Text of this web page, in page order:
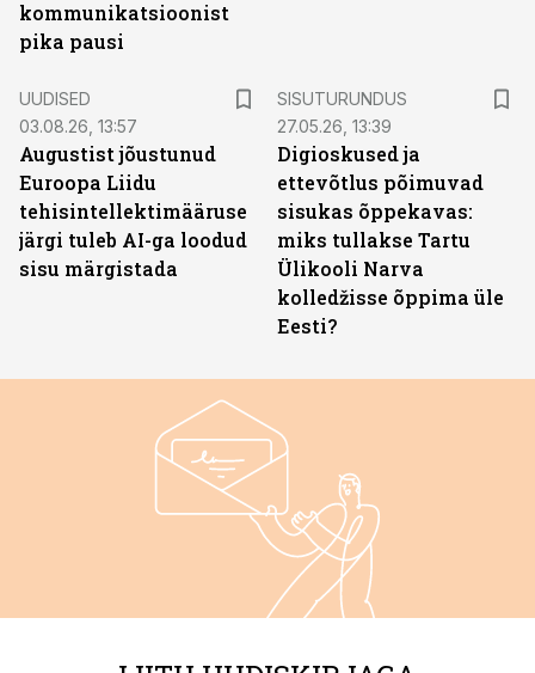
kommunikatsioonist
pika pausi
UUDISED
03.08.26, 13:57
Augustist jõustunud
Euroopa Liidu
tehisintellektimääruse
järgi tuleb AI-ga loodud
sisu märgistada
SISUTURUNDUS
27.05.26, 13:39
Digioskused ja
ettevõtlus põimuvad
sisukas õppekavas:
miks tullakse Tartu
Ülikooli Narva
kolledžisse õppima üle
Eesti?